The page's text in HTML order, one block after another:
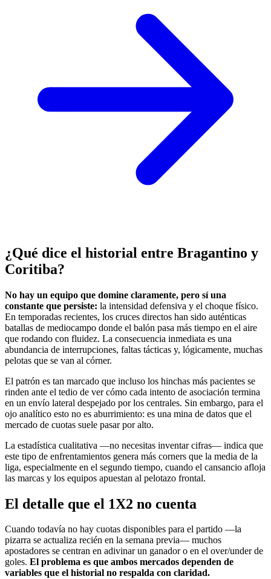
¿Qué dice el historial entre Bragantino y
Coritiba?
No hay un equipo que domine claramente, pero sí una
constante que persiste: la intensidad defensiva y el choque físico.
En temporadas recientes, los cruces directos han sido auténticas
batallas de mediocampo donde el balón pasa más tiempo en el aire
que rodando con fluidez. La consecuencia inmediata es una
abundancia de interrupciones, faltas tácticas y, lógicamente, muchas
pelotas que se van al córner.
El patrón es tan marcado que incluso los hinchas más pacientes se
rinden ante el tedio de ver cómo cada intento de asociación termina
en un envío lateral despejado por los centrales. Sin embargo, para el
ojo analítico esto no es aburrimiento: es una mina de datos que el
mercado de cuotas suele pasar por alto.
La estadística cualitativa —no necesitas inventar cifras— indica que
este tipo de enfrentamientos genera más corners que la media de la
liga, especialmente en el segundo tiempo, cuando el cansancio afloja
las marcas y los equipos apuestan al pelotazo frontal.
El detalle que el 1X2 no cuenta
Cuando todavía no hay cuotas disponibles para el partido —la
pizarra se actualiza recién en la semana previa— muchos
apostadores se centran en adivinar un ganador o en el over/under de
goles. El problema es que ambos mercados dependen de
variables que el historial no respalda con claridad.